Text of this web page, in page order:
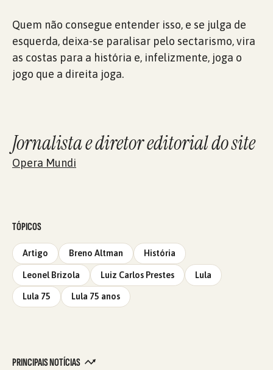
Quem não consegue entender isso, e se julga de
esquerda, deixa-se paralisar pelo sectarismo, vira
as costas para a história e, infelizmente, joga o
jogo que a direita joga.
Jornalista e diretor editorial do site
Opera Mundi
TÓPICOS
Artigo Breno Altman História
Leonel Brizola Luiz Carlos Prestes Lula
Lula 75 Lula 75 anos
PRINCIPAIS NOTÍCIAS